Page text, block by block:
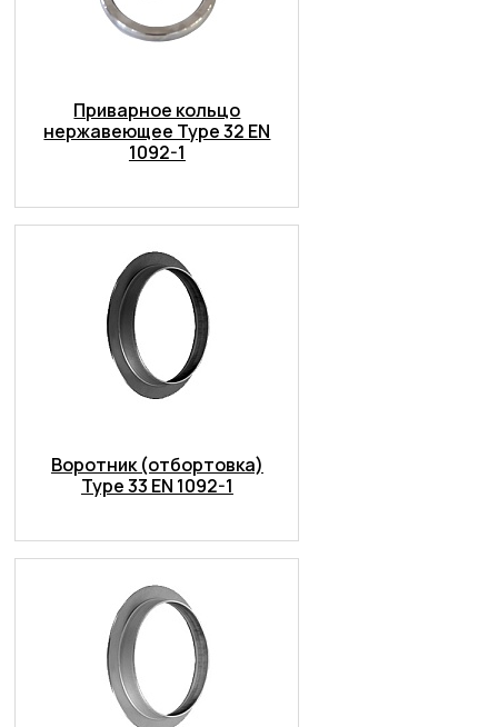
Приварное кольцо
нержавеющее Type 32 EN
1092-1
Воротник (отбортовка)
Type 33 EN 1092-1